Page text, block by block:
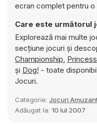
ecran complet pentru
Care este următorul
Explorează mai multe
secțiune jocuri și
Championship,
și Dog! - toate
Jocuri.
Categorie: Jocuri
Adăugat la: 10 Iul 2007